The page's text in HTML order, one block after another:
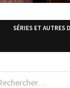
SÉRIES ET AUTRES
: